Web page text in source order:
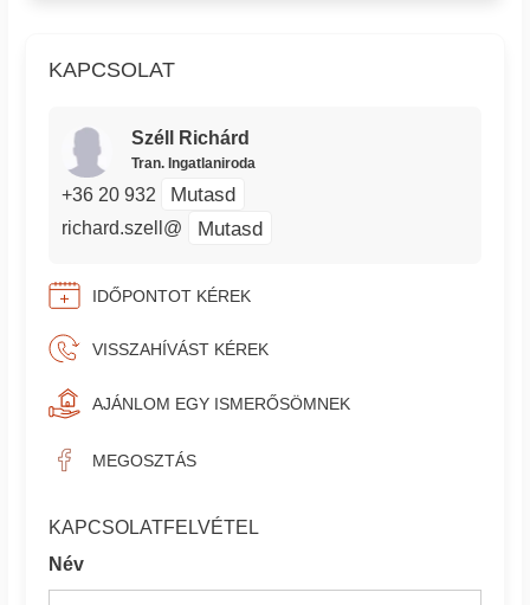
KAPCSOLAT
Széll Richárd
Tran. Ingatlaniroda
+36 20 932 Mutasd
richard.szell@ Mutasd
IDŐPONTOT KÉREK
VISSZAHÍVÁST KÉREK
AJÁNLOM EGY ISMERŐSÖMNEK
MEGOSZTÁS
KAPCSOLATFELVÉTEL
Név